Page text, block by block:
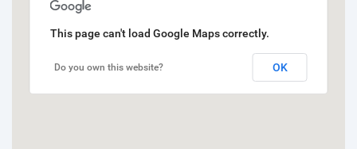
This page can't load Google Maps correctly.
Do you own this website? OK